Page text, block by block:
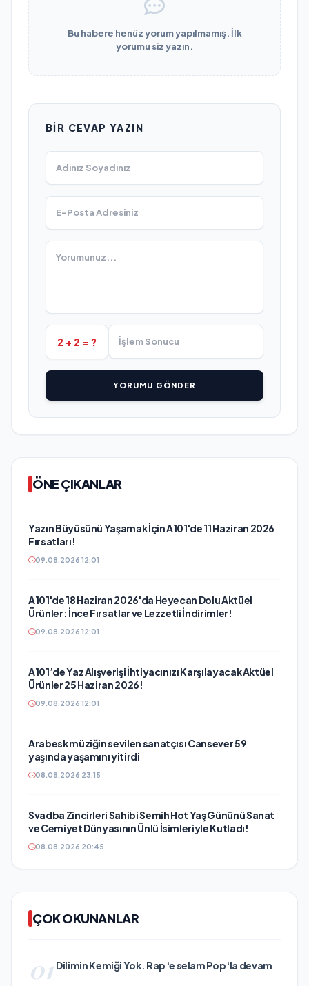
Bu habere henüz yorum yapılmamış. İlk
yorumu siz yazın.
BIR CEVAP YAZIN
2 + 2 = ?
YORUMU GÖNDER
ÖNE ÇIKANLAR
Yazın Büyüsünü Yaşamak İçin A101'de 11 Haziran 2026
Fırsatları!
09.08.2026 12:01
A101'de 18 Haziran 2026'da Heyecan Dolu Aktüel
Ürünler: İnce Fırsatlar ve Lezzetli İndirimler!
09.08.2026 12:01
A101’de Yaz Alışverişi İhtiyacınızı Karşılayacak Aktüel
Ürünler 25 Haziran 2026!
09.08.2026 12:01
Arabesk müziğin sevilen sanatçısı Cansever 59
yaşında yaşamını yitirdi
08.08.2026 23:15
Svadba Zincirleri Sahibi Semih Hot Yaş Gününü Sanat
ve Cemiyet Dünyasının Ünlü İsimleriyle Kutladı!
08.08.2026 20:45
ÇOK OKUNANLAR
01 Dilimin Kemiği Yok. Rap ‘e selam Pop ‘la devam